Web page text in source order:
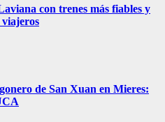
con trenes más fiables y
de San Xuan en Mieres: